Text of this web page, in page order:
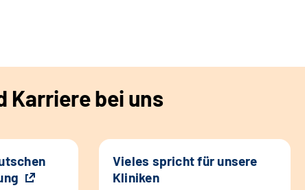
Karriere bei uns
Vieles spricht für unsere
Kliniken